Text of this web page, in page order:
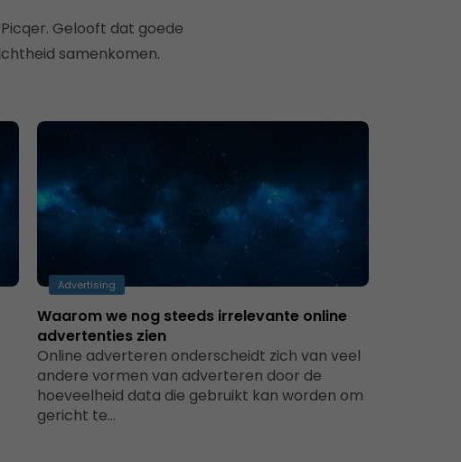
Gelooft dat goede
samenkomen.
Advertising
Waarom we nog steeds irrelevante online
advertenties zien
Online adverteren onderscheidt zich van veel
andere vormen van adverteren door de
hoeveelheid data die gebruikt kan worden om
gericht te…